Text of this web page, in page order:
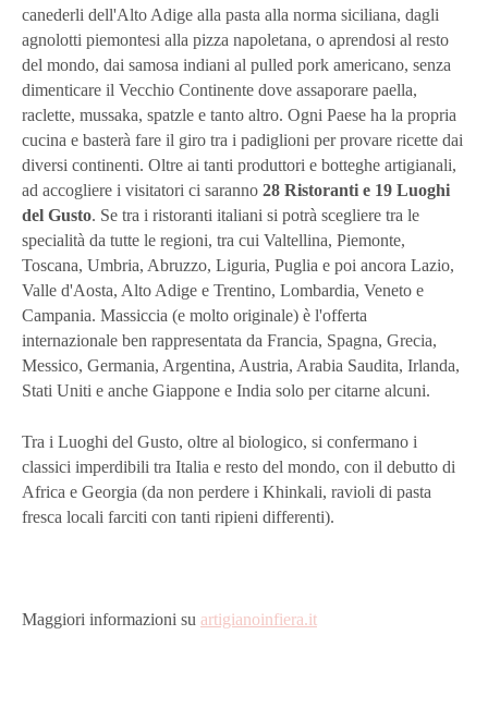
canederli dell'Alto Adige alla pasta alla norma siciliana, dagli
agnolotti piemontesi alla pizza napoletana, o aprendosi al resto
del mondo, dai samosa indiani al pulled pork americano, senza
dimenticare il Vecchio Continente dove assaporare paella,
raclette, mussaka, spatzle e tanto altro. Ogni Paese ha la propria
cucina e basterà fare il giro tra i padiglioni per provare ricette dai
diversi continenti. Oltre ai tanti produttori e botteghe artigianali,
ad accogliere i visitatori ci saranno 28 Ristoranti e 19 Luoghi
del Gusto. Se tra i ristoranti italiani si potrà scegliere tra le
specialità da tutte le regioni, tra cui Valtellina, Piemonte,
Toscana, Umbria, Abruzzo, Liguria, Puglia e poi ancora Lazio,
Valle d'Aosta, Alto Adige e Trentino, Lombardia, Veneto e
Campania. Massiccia (e molto originale) è l'offerta
internazionale ben rappresentata da Francia, Spagna, Grecia,
Messico, Germania, Argentina, Austria, Arabia Saudita, Irlanda,
Stati Uniti e anche Giappone e India solo per citarne alcuni.
Tra i Luoghi del Gusto, oltre al biologico, si confermano i
classici imperdibili tra Italia e resto del mondo, con il debutto di
Africa e Georgia (da non perdere i Khinkali, ravioli di pasta
fresca locali farciti con tanti ripieni differenti).
Maggiori informazioni su artigianoinfiera.it